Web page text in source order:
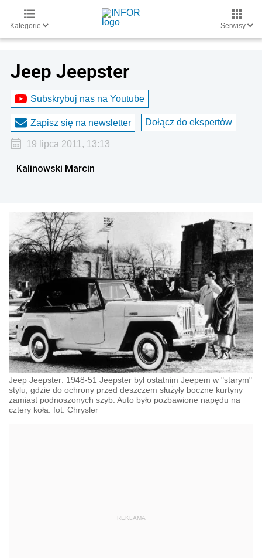
Kategorie Serwisy
Jeep Jeepster
Subskrybuj nas na Youtube
Zapisz się na newsletter Dołącz do ekspertów
19 lipca 2011, 13:13
Kalinowski Marcin
Jeep Jeepster: 1948-51 Jeepster był ostatnim Jeepem w "starym"
stylu, gdzie do ochrony przed deszczem służyły boczne kurtyny
zamiast podnoszonych szyb. Auto było pozbawione napędu na
cztery koła. fot. Chrysler